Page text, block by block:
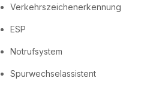
Verkehrszeichenerkennung
ESP
Notrufsystem
Spurwechselassistent